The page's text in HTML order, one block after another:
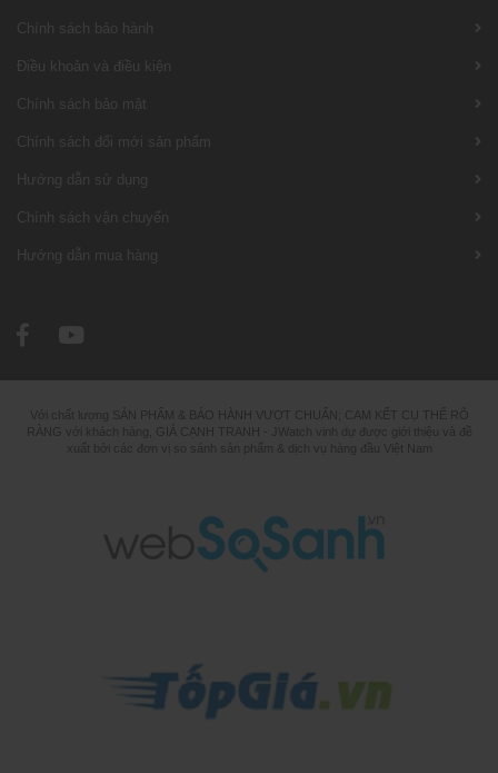
Chính sách bảo hành
Điều khoản và điều kiện
Chính sách bảo mật
Chính sách đổi mới sản phẩm
Hướng dẫn sử dụng
Chính sách vận chuyển
Hướng dẫn mua hàng
Với chất lượng SẢN PHẨM & BẢO HÀNH VƯỢT CHUẨN; CAM KẾT CỤ THỂ RÕ
RÀNG với khách hàng, GIÁ CẠNH TRANH - JWatch vinh dự được giới thiệu và đề
xuất bởi các đơn vị so sánh sản phẩm & dịch vụ hàng đầu Việt Nam